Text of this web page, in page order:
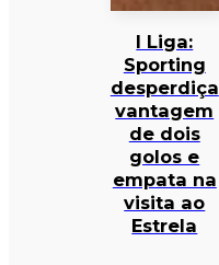
I Liga:
Sporting
desperdiça
vantagem
de dois
golos e
empata na
visita ao
Estrela